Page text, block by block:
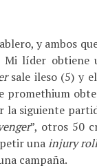
y ambos
Mi líder
sale ileso (5) y
siguiente
”, otros 50
unainjury
campaña.